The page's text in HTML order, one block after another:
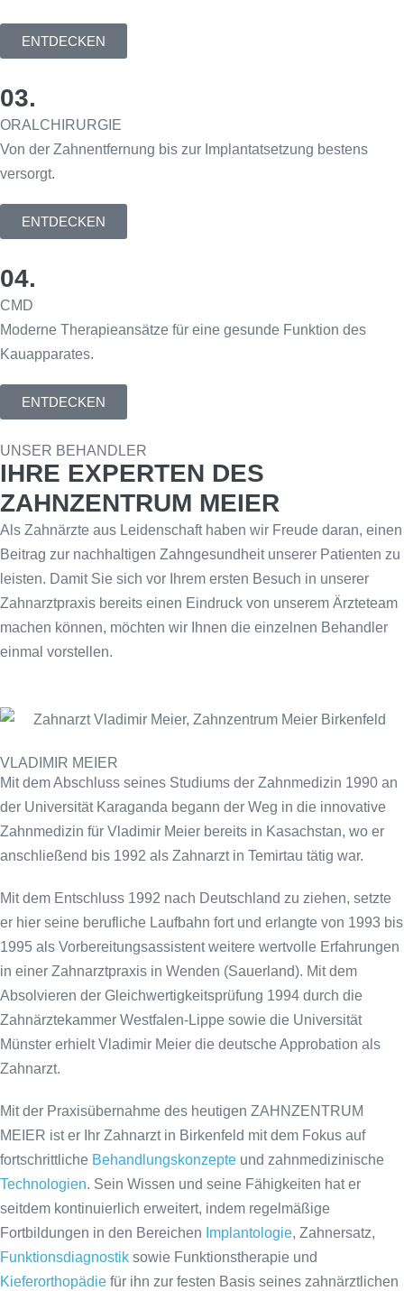
ENTDECKEN
03.
ORALCHIRURGIE
Von der Zahnentfernung bis zur Implantatsetzung bestens
versorgt.
ENTDECKEN
04.
CMD
Moderne Therapieansätze für eine gesunde Funktion des
Kauapparates.
ENTDECKEN
UNSER BEHANDLER
IHRE EXPERTEN DES
ZAHNZENTRUM MEIER
Als Zahnärzte aus Leidenschaft haben wir Freude daran, einen
Beitrag zur nachhaltigen Zahngesundheit unserer Patienten zu
leisten. Damit Sie sich vor Ihrem ersten Besuch in unserer
Zahnarztpraxis bereits einen Eindruck von unserem Ärzteteam
machen können, möchten wir Ihnen die einzelnen Behandler
einmal vorstellen.
VLADIMIR MEIER
Mit dem Abschluss seines Studiums der Zahnmedizin 1990 an
der Universität Karaganda begann der Weg in die innovative
Zahnmedizin für Vladimir Meier bereits in Kasachstan, wo er
anschließend bis 1992 als Zahnarzt in Temirtau tätig war.
Mit dem Entschluss 1992 nach Deutschland zu ziehen, setzte
er hier seine berufliche Laufbahn fort und erlangte von 1993 bis
1995 als Vorbereitungsassistent weitere wertvolle Erfahrungen
in einer Zahnarztpraxis in Wenden (Sauerland). Mit dem
Absolvieren der Gleichwertigkeitsprüfung 1994 durch die
Zahnärztekammer Westfalen-Lippe sowie die Universität
Münster erhielt Vladimir Meier die deutsche Approbation als
Zahnarzt.
Mit der Praxisübernahme des heutigen ZAHNZENTRUM
MEIER ist er Ihr Zahnarzt in Birkenfeld mit dem Fokus auf
fortschrittliche Behandlungskonzepte und zahnmedizinische
Technologien. Sein Wissen und seine Fähigkeiten hat er
seitdem kontinuierlich erweitert, indem regelmäßige
Fortbildungen in den Bereichen Implantologie, Zahnersatz,
Funktionsdiagnostik sowie Funktionstherapie und
Kieferorthopädie für ihn zur festen Basis seines zahnärztlichen